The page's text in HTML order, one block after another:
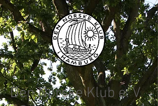
Den Norske Klub e. V.